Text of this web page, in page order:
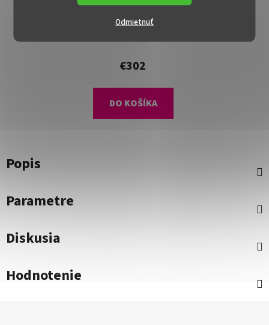
Odmietnuť
Hojdacie kreslo - TEJA,
Sivá látka
€302
DO KOŠÍKA
Popis
Parametre
Diskusia
Hodnotenie